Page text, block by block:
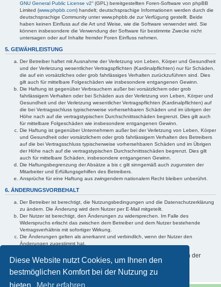
Diese Website nutzt Cookies, um Ihnen den
bestmöglichen Komfort bei der Nutzung zu
GNU General Public License v2“ (GPL) bereitgestellten Foren-Software von phpBB
Limited (www.phpbb.com) handelt; deutschsprachige Informationen werden durch die
deutschsprachige Community unter www.phpbb.de zur Verfügung gestellt. Beide
haben keinen Einfluss auf die Art und Weise, wie die Software verwendet wird. Sie
können insbesondere die Verwendung der Software für bestimmte Zwecke nicht
untersagen oder auf Inhalte fremder Foren Einfluss nehmen.
5. GEWÄHRLEISTUNG
Der Betreiber haftet mit Ausnahme der Verletzung von Leben, Körper und Gesundheit
und der Verletzung wesentlicher Vertragspflichten (Kardinalpflichten) nur für Schäden,
die auf ein vorsätzliches oder grob fahrlässiges Verhalten zurückzuführen sind. Dies
gilt auch für mittelbare Folgeschäden wie insbesondere entgangenen Gewinn.
Die Haftung ist gegenüber Verbrauchern außer bei vorsätzlichem oder grob
fahrlässigem Verhalten oder bei Schäden aus der Verletzung von Leben, Körper und
Gesundheit und der Verletzung wesentlicher Vertragspflichten (Kardinalpflichten) auf
die bei Vertragsschluss typischerweise vorhersehbaren Schäden und im übrigen der
Höhe nach auf die vertragstypischen Durchschnittsschäden begrenzt. Dies gilt auch
für mittelbare Folgeschäden wie insbesondere entgangenen Gewinn.
Die Haftung ist gegenüber Unternehmern außer bei der Verletzung von Leben, Körper
und Gesundheit oder vorsätzlichem oder grob fahrlässigem Verhalten des Betreibers
auf die bei Vertragsschluss typischerweise vorhersehbaren Schäden und im Übrigen
der Höhe nach auf die vertragstypischen Durchschnittsschäden begrenzt. Dies gilt
auch für mittelbare Schäden, insbesondere entgangenen Gewinn.
Die Haftungsbegrenzung der Absätze a bis c gilt sinngemäß auch zugunsten der
Mitarbeiter und Erfüllungsgehilfen des Betreibers.
Ansprüche für eine Haftung aus zwingendem nationalem Recht bleiben unberührt.
6. ÄNDERUNGSVORBEHALT
Der Betreiber ist berechtigt, die Nutzungsbedingungen und die Datenschutzerklärung
zu ändern. Die Änderung wird dem Nutzer per E-Mail mitgeteilt.
Der Nutzer ist berechtigt, den Änderungen zu widersprechen. Im Falle des
Widerspruchs erlischt das zwischen dem Betreiber und dem Nutzer bestehende
Vertragsverhältnis mit sofortiger Wirkung.
Die Änderungen gelten als anerkannt und verbindlich, wenn der Nutzer den
Änderungen zugestimmt hat.
Informationen über den Umgang mit Ihren persönlichen Daten sind in der
Datenschutzerklärung enthalten.